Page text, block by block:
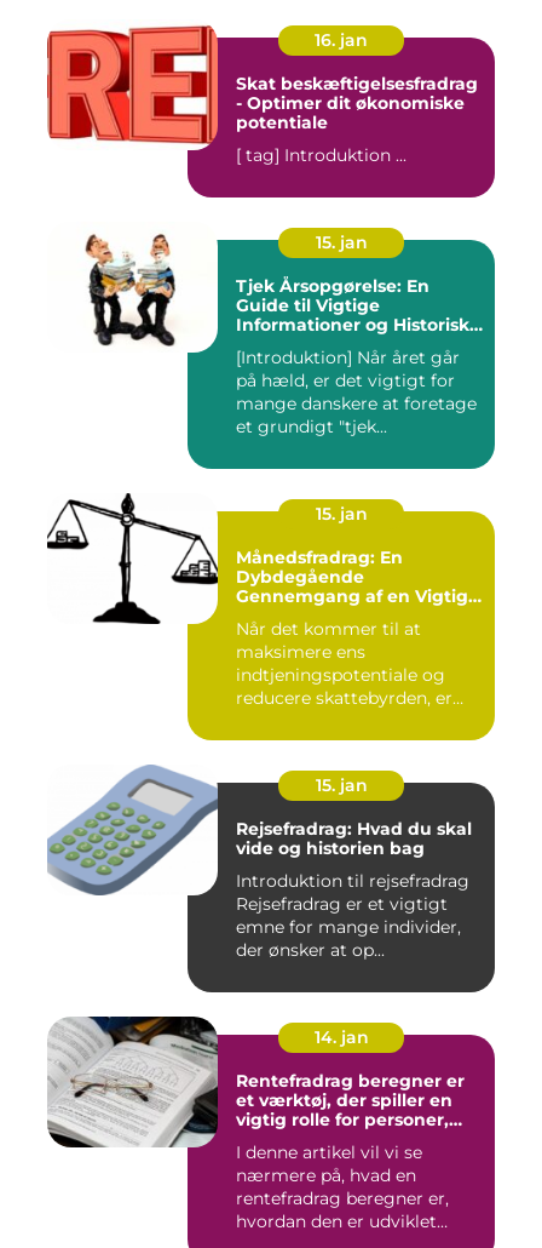
16. jan
Skat beskæftigelsesfradrag
- Optimer dit økonomiske
potentiale
[ tag] Introduktion ...
15. jan
Tjek Årsopgørelse: En
Guide til Vigtige
Informationer og Historisk
[Introduktion] Når året går
på hæld, er det vigtigt for
mange danskere at foretage
et grundigt "tjek...
15. jan
Månedsfradrag: En
Dybdegående
Gennemgang af en Vigtig
Finansfolk
Når det kommer til at
maksimere ens
indtjeningspotentiale og
reducere skattebyrden, er
15. jan
Rejsefradrag: Hvad du skal
vide og historien bag
Introduktion til rejsefradrag
Rejsefradrag er et vigtigt
emne for mange individer,
der ønsker at op...
14. jan
Rentefradrag beregner er
et værktøj, der spiller en
vigtig rolle for personer,
optimere deres
skatteindberetning og få
mest muligt ud af de
potentielle skattefordele
I denne artikel vil vi se
nærmere på, hvad en
rentefradrag beregner er,
hvordan den er udviklet